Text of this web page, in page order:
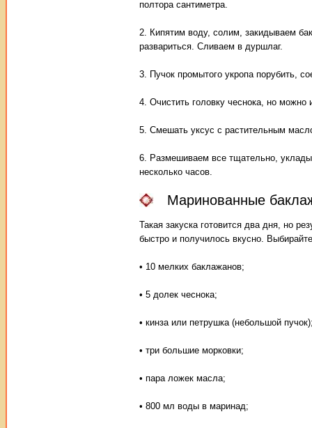
полтора сантиметра.
2. Кипятим воду, солим, закидываем
развариться. Сливаем в дуршлаг.
3. Пучок промытого укропа порубить,
4. Очистить головку чеснока, но
5. Смешать уксус с растительным
6. Размешиваем все тщательно,
несколько часов.
Маринованные
Такая закуска готовится два дня, но
быстро и получилось вкусно.
• 10 мелких баклажанов;
• 5 долек чеснока;
• кинза или петрушка (небольшой
• три большие морковки;
• пара ложек масла;
• 800 мл воды в маринад;